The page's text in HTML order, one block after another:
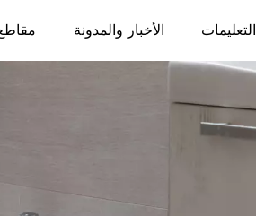
الأخبار والمدونة التعليمات